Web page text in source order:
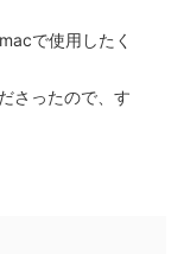
で使用したく
さったので、す